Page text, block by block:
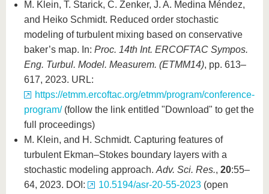
M. Klein, T. Starick, C. Zenker, J. A. Medina Méndez,
and Heiko Schmidt. Reduced order stochastic
modeling of turbulent mixing based on conservative
baker’s map. In: Proc. 14th Int. ERCOFTAC Sympos.
Eng. Turbul. Model. Measurem. (ETMM14), pp. 613–
617, 2023. URL:
https://etmm.ercoftac.org/etmm/program/conference-
program/(follow the link entitled "Download" to get the
full proceedings)
M. Klein, and H. Schmidt. Capturing features of
turbulent Ekman–Stokes boundary layers with a
stochastic modeling approach. Adv. Sci. Res., 20:55–
64, 2023. DOI:
10.5194/asr-20-55-2023 (open